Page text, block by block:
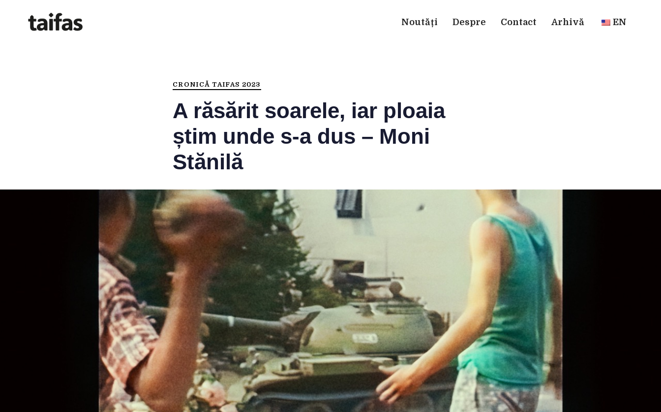
Noutăți Despre Contact Arhivă EN
CRONICĂ TAIFAS 2023
A răsărit soarele, iar ploaia
știm unde s-a dus – Moni
Stănilă